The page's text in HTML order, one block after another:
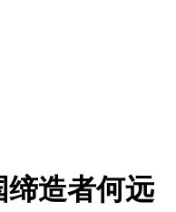
造者何远